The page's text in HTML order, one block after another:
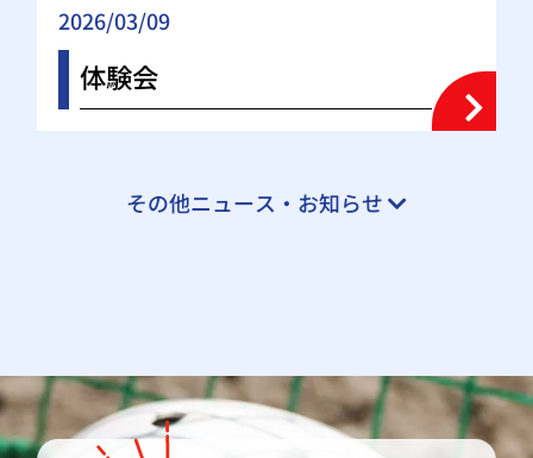
2026/03/09
体験会
その他ニュース・お知らせ